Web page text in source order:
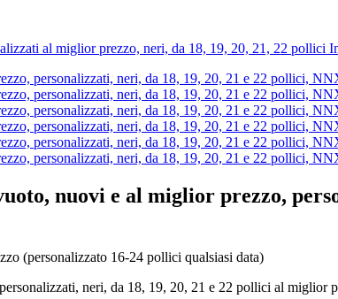
nuovi e al miglior prezzo,
(personalizzato 16-24 pollici qualsiasi data)
neri, da 18, 19, 20, 21 e 22 pollici al miglior